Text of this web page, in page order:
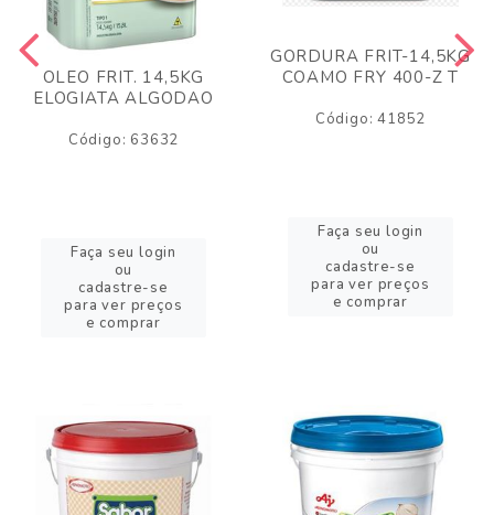
OLEO FRIT. 14,5KG
ELOGIATA ALGODAO
Código: 63632
Faça seu login
ou
cadastre-se
para ver preços
e comprar
GORDURA FRIT-14,5KG
COAMO FRY 400-Z T
Código: 41852
Faça seu login
ou
cadastre-se
para ver preços
e comprar